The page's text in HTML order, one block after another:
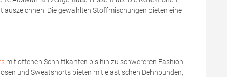
Die gewählten Stoffmischungen bieten eine
mit offenen Schnittkanten bis hin zu schwereren Fashion-
und Sweatshorts bieten mit elastischen Dehnbünden,